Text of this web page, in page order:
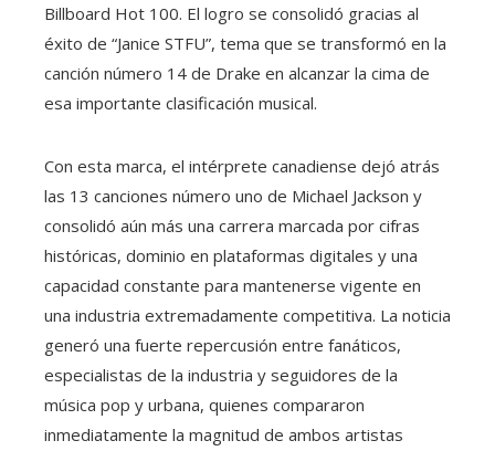
Billboard Hot 100. El logro se consolidó gracias al
éxito de “Janice STFU”, tema que se transformó en la
canción número 14 de Drake en alcanzar la cima de
esa importante clasificación musical.
Con esta marca, el intérprete canadiense dejó atrás
las 13 canciones número uno de Michael Jackson y
consolidó aún más una carrera marcada por cifras
históricas, dominio en plataformas digitales y una
capacidad constante para mantenerse vigente en
una industria extremadamente competitiva. La noticia
generó una fuerte repercusión entre fanáticos,
especialistas de la industria y seguidores de la
música pop y urbana, quienes compararon
inmediatamente la magnitud de ambos artistas